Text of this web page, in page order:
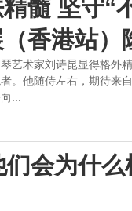
髓 坚守“
香港站）
艺术家刘诗昆显得格外
。他随侍左右，期待来
...
会为什